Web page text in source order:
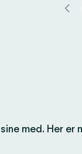
med. Her